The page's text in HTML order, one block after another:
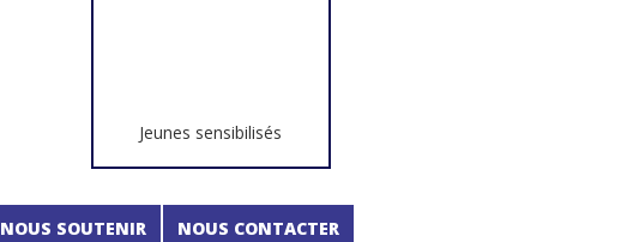
Jeunes sensibilisés
NOUS SOUTENIR NOUS CONTACTER